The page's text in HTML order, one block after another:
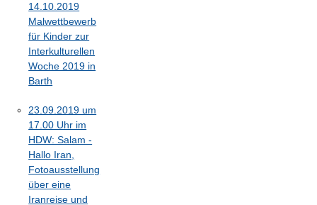
14.10.2019
Malwettbewerb
für Kinder zur
Interkulturellen
Woche 2019 in
Barth
23.09.2019 um
17.00 Uhr im
HDW: Salam -
Hallo Iran,
Fotoausstellung
über eine
Iranreise und